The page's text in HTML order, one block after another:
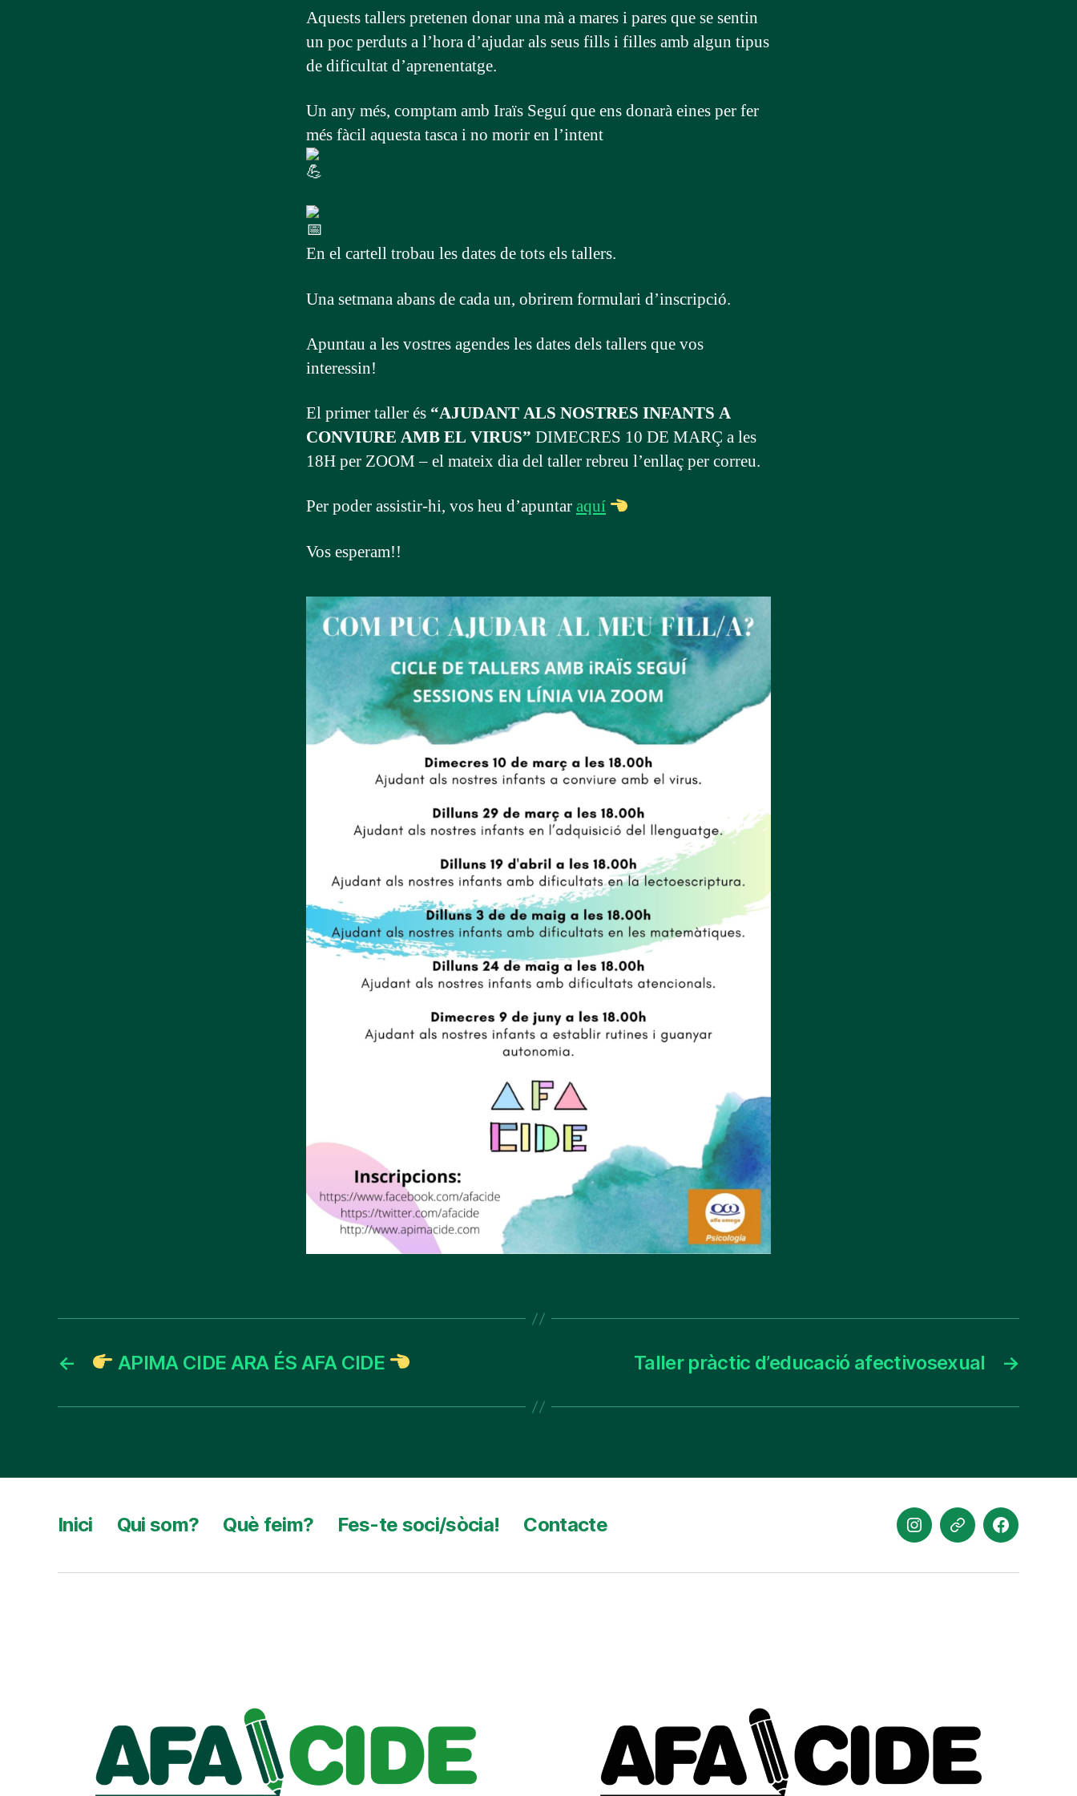
Aquests tallers pretenen donar una mà a mares i pares que se sentin
un poc perduts a l’hora d’ajudar als seus fills i filles amb algun tipus
de dificultat d’aprenentatge.
Un any més, comptam amb Iraïs Seguí que ens donarà eines per fer
més fàcil aquesta tasca i no morir en l’intent
En el cartell trobau les dates de tots els tallers.
Una setmana abans de cada un, obrirem formulari d’inscripció.
Apuntau a les vostres agendes les dates dels tallers que vos
interessin!
El primer taller és “AJUDANT ALS NOSTRES INFANTS A
CONVIURE AMB EL VIRUS” DIMECRES 10 DE MARÇ a les
18H per ZOOM – el mateix dia del taller rebreu l’enllaç per correu.
Per poder assistir-hi, vos heu d’apuntaraquí
Vos esperam!!
← APIMA CIDE ARA ÉS AFA CIDE →
Taller pràctic d’educació afectivosexual
Inici Qui som? Què feim? Fes-te soci/sòcia! Contacte InstagramWebsiteFacebook